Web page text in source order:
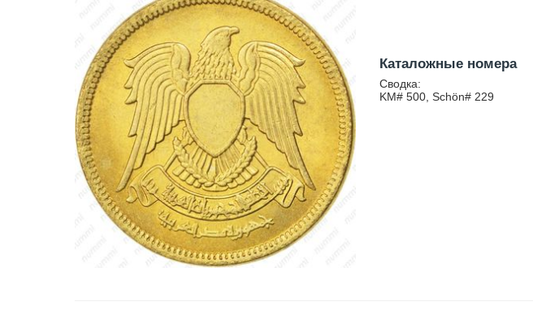
Каталожные номера
Сводка:
KM# 500, Schön# 229